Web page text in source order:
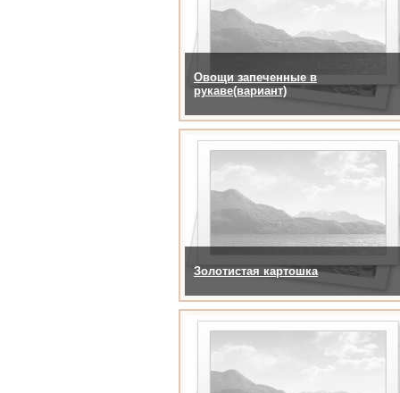
Овощи запеченные в
рукаве(вариант)
Золотистая картошка